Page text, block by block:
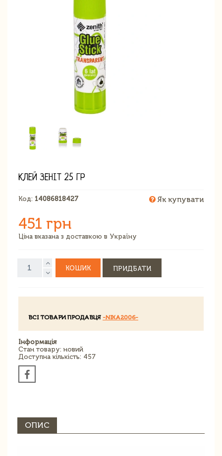
КЛЕЙ ЗЕНІТ 25 ГР
Код: 14086818427 Як купувати
451 грн
Ціна вказана з доставкою в Україну
КОШИК ПРИДБАТИ
ВСІ ТОВАРИ ПРОДАВЦЯ -NIKA2006-
Інформація
Стан товару: новий
Доступна кількість: 457
ОПИС